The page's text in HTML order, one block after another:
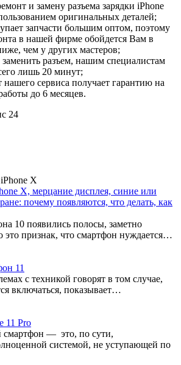
и замену разъема зарядки iPhone
оригинальных деталей;
запчасти большим оптом, поэтому
в нашей фирме обойдется Вам в
чем у других мастеров;
заменить разъем, нашим специалистам
лишь 20 минут;
сервиса получает гарантию на
до 6 месяцев.
24
X, мерцание дисплея, синие или
почему появляются, что делать, как
10 появились полосы, заметно
это признак, что смартфон нуждается…
11
с техникой говорят в том случае,
включаться, показывает…
11 Pro
— это, по сути,
системой, не уступающей по